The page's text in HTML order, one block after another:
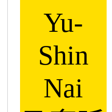
Yu-
Shin
Nai